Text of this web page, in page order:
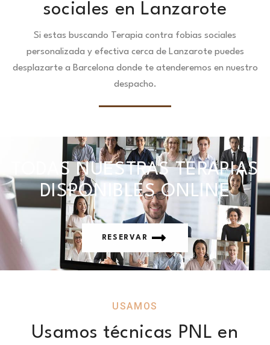
sociales en Lanzarote
Si estas buscando Terapia contra fobias sociales
personalizada y efectiva cerca de Lanzarote puedes
desplazarte a Barcelona donde te atenderemos en nuestro
despacho.
TODAS NUESTRAS TERAPIAS
DISPONIBLES ONLINE
RESERVAR
USAMOS
Usamos técnicas PNL en